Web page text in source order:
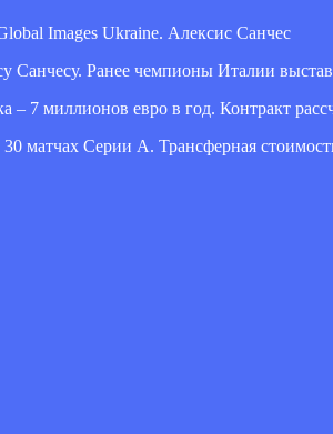
Images Ukraine. Алексис Санчес
Санчесу. Ранее чемпионы Италии
– 7 миллионов евро в год. Контракт
матчах Серии А. Трансферная